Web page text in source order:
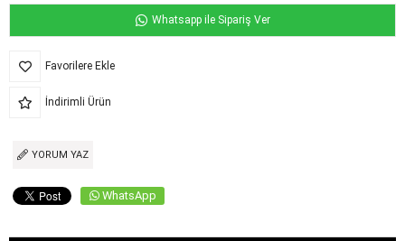
Whatsapp ile Sipariş Ver
Favorilere Ekle
İndirimli Ürün
YORUM YAZ
WhatsApp